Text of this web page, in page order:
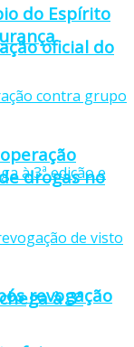
oficial do
à 3ª
do Espírito
drogas no
revogação